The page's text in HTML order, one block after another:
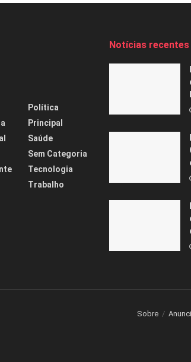
Política
Principal
Saúde
Sem Categoria
Tecnologia
Trabalho
Notícias recentes
Sobre